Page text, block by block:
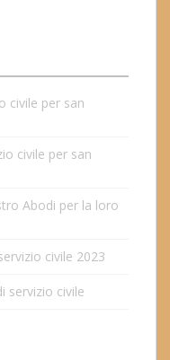
civile per san
civile per san
Abodi per la loro
civile 2023
servizio civile